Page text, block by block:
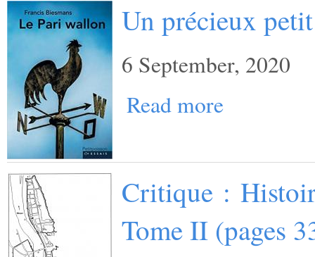
Un précieux
6 September, 2020
Read more
Critique :
Tome II (pages